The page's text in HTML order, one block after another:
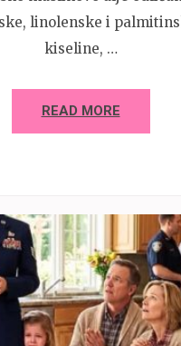
linolenske i
kiseline, …
READ MORE